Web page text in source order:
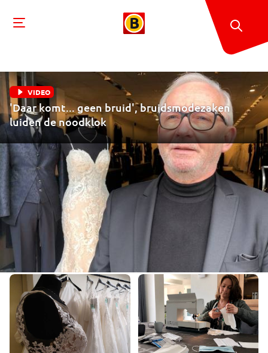
VIDEO
'Daar komt... geen bruid', bruidsmodezaken
luiden de noodklok